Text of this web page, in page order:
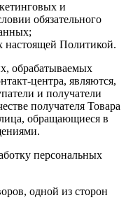
и
обязательного
настоящей Политикой.
обрабатываемых
центра, являются,
и получатели
получателя Товара
обращающиеся в
персональных
одной из сторон